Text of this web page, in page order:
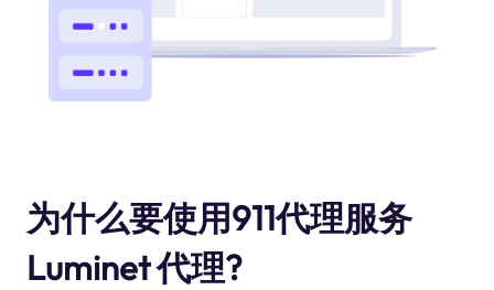
为什么要使用911代理服务
Luminet 代理?